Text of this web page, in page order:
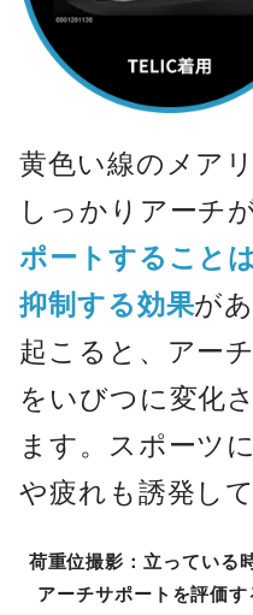
黄色い線のメア
しっかりアーチ
ポートすること
抑制する効果が
起こると、アー
をいびつに変化
ます。スポーツ
や疲れも誘発し
荷重位撮影：立っている
アーチサポートを評価す